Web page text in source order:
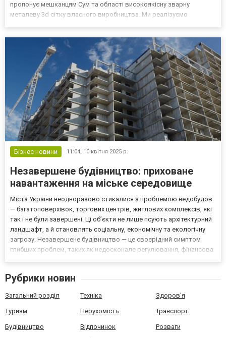
пропонує мешканцям Сум та області високоякісну зварну
металеву 3d сітку власного виробництва. Ми реалізуємо
Бізнес новини 11:04, 10 квітня 2025 р.
Незавершене будівництво: приховане
навантаження на міське середовище
Міста України неодноразово стикалися з проблемою недобудов
— багатоповерхівок, торгових центрів, житлових комплексів, які
так і не були завершені. Ці об’єкти не лише псують архітектурний
ландшафт, а й становлять соціальну, економічну та екологічну
загрозу. Незавершене будівництво — це своєрідний симптом
глибших проблем, таких як недосконале регулювання, фінансова
Рубрики новин
Загальний розділ Техніка Здоров'я
Туризм Нерухомість Транспорт
Будівництво Відпочинок Розваги